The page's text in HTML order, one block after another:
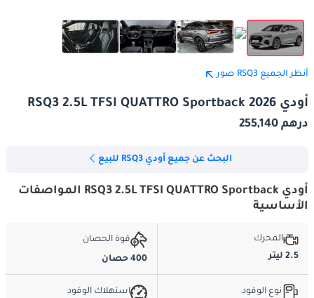
أنظر الجميع RSQ3 صور
أودي RSQ3 2.5L TFSI QUATTRO Sportback 2026
درهم 255,140
البحث عن جميع أودي RSQ3 للبيع
أودي RSQ3 2.5L TFSI QUATTRO Sportback المواصفات
الأساسية
المحرك
2.5 ليتر
قوة الحصان
400 حصان
نوع الوقود استهلاك الوقود